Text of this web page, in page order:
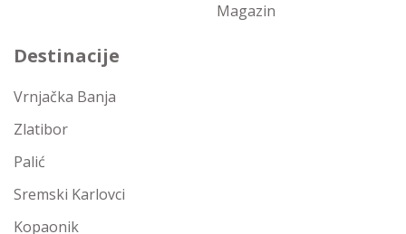
Magazin
Destinacije
Vrnjačka Banja
Zlatibor
Palić
Sremski Karlovci
Kopaonik